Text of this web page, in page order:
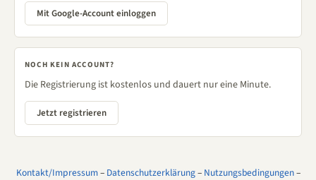
Mit Google-Account einloggen
NOCH KEIN ACCOUNT?
Die Registrierung ist kostenlos und dauert nur eine Minute.
Jetzt registrieren
Kontakt/Impressum– Datenschutzerklärung– Nutzungsbedingungen–